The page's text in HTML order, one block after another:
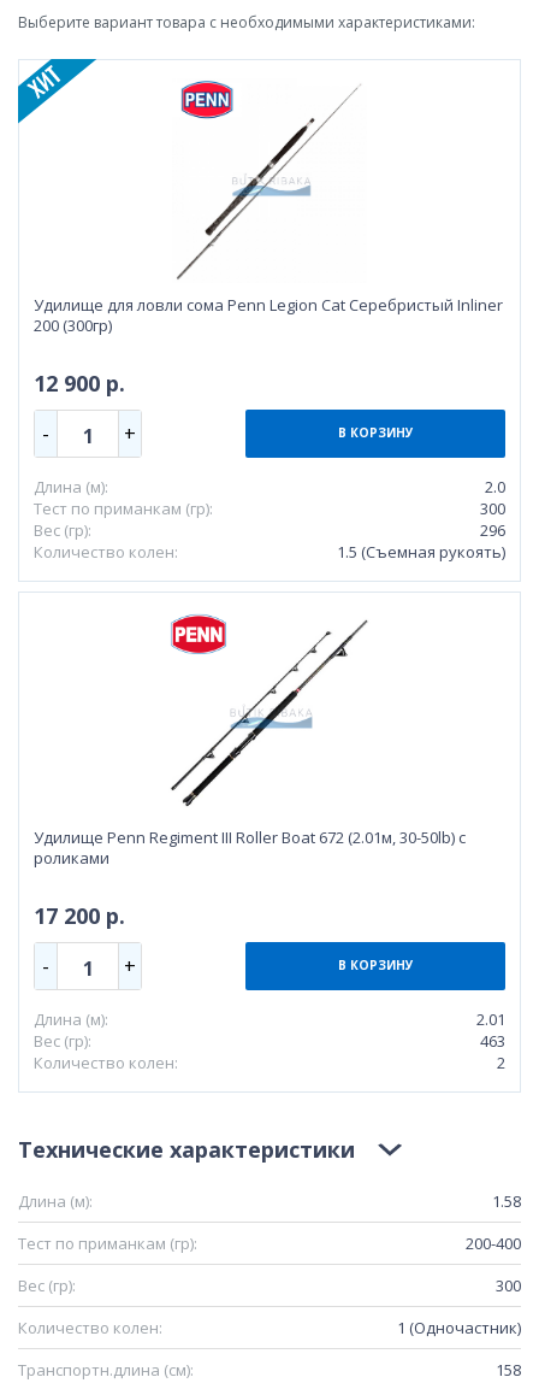
Выберите вариант товара с необходимыми характеристиками:
Удилище для ловли сома Penn Legion Cat Серебристый Inliner
200 (300гр)
12 900 р.
- 1 + В КОРЗИНУ
Длина (м):
2.0
Тест по приманкам (гр):
300
Вес (гр):
296
Количество колен:
1.5 (Съемная рукоять)
Удилище Penn Regiment III Roller Boat 672 (2.01м, 30-50lb) с
роликами
17 200 р.
- 1 + В КОРЗИНУ
Длина (м):
2.01
Вес (гр):
463
Количество колен:
2
Технические характеристики
Длина (м):
1.58
Тест по приманкам (гр):
200-400
Вес (гр):
300
Количество колен:
1 (Одночастник)
Транспортн.длина (см):
158